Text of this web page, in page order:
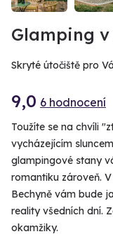
Glamping
Skryté útočiště pro
9,0 6 hodnocení
Toužíte se na chvíli
vycházejícím
glampingové stany
romantiku zároveň.
Bechyně vám bude
reality všedních dní.
okamžiky.